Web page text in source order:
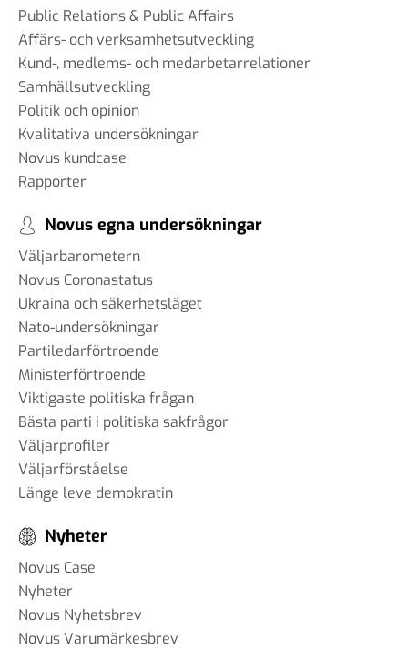
dolda politiska
påverkansarbetet
16 sep 2025
#98 - Claire Durand -
#97 - Dr. Tim Johnson - ”en
gemensam kunskapskärna”
11 jul 2025
#96 - Charbel Gabro - att
bygga broar mellan grupper i
samhället
03 jun 2025
Public Relations & Public Affairs
Affärs- och verksamhetsutveckling
Kund-, medlems- och medarbetarrelationer
Samhällsutveckling
Politik och opinion
Kvalitativa undersökningar
Novus kundcase
Rapporter
Novus egna undersökningar
Väljarbarometern
Novus Coronastatus
Ukraina och säkerhetsläget
Nato-undersökningar
Partiledarförtroende
Ministerförtroende
Viktigaste politiska frågan
Bästa parti i politiska sakfrågor
Väljarprofiler
Väljarförståelse
Länge leve demokratin
Nyheter
Novus Case
Nyheter
Novus Nyhetsbrev
Novus Varumärkesbrev